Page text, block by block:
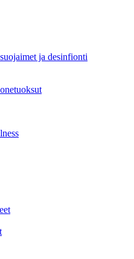
ja desinfionti